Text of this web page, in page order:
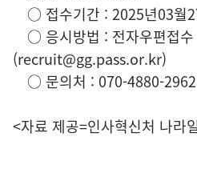
○ 접수기간 : 2025년03월
○ 응시방법 : 전자우편접수
(recruit@gg.pass.or.kr)
○ 문의처 : 070-4880-2962
<자료 제공=인사혁신처 나라